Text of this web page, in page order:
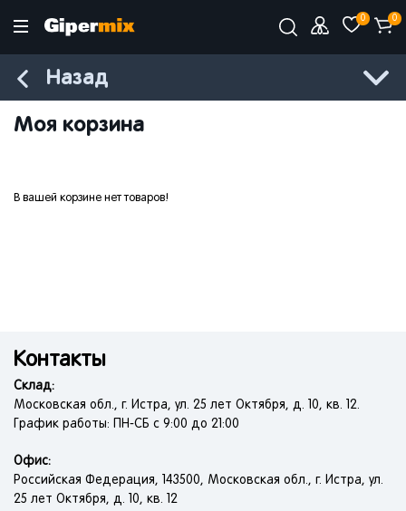
0 0
Назад
Моя корзина
В вашей корзине нет товаров!
Контакты
Склад:
Московская обл., г. Истра, ул. 25 лет Октября, д. 10, кв. 12.
График работы: ПН-СБ с 9:00 до 21:00
Офис:
Российская Федерация, 143500, Московская обл., г. Истра, ул.
25 лет Октября, д. 10, кв. 12